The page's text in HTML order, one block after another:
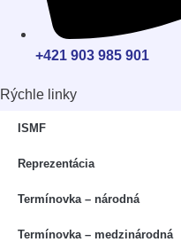
+421 903 985 901
Rýchle linky
⁠ISMF
Reprezentácia
Termínovka – národná
Termínovka – medzinárodná